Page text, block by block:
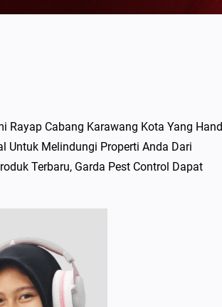
Rayap Cabang Karawang Kota Yang
Untuk Melindungi Properti Anda Dari
Terbaru, Garda Pest Control Dapat